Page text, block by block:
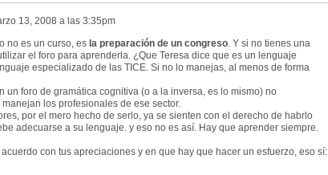
13, 2008 a las 3:35pm
no es un curso, es la preparación de un congreso. Y si no tienes una
el foro para aprenderla. ¿Que Teresa dice que es un lenguaje
especializado de las TICE. Si no lo manejas, al menos de forma
un foro de gramática cognitiva (o a la inversa, es lo mismo) no
los profesionales de ese sector.
por el mero hecho de serlo, ya se sienten con el derecho de habrlo
adecuarse a su lenguaje. y eso no es así. Hay que aprender siempre.
con tus apreciaciones y en que hay que hacer un esfuerzo, eso sí: